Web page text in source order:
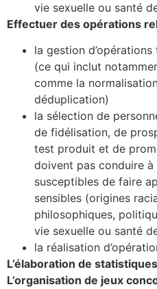
vie sexuelle ou santé
Effectuer des opérations
la gestion
(ce qui inclut
comme la
déduplication)
la sélection de
de fidélisation, de
test produit et de
doivent pas conduire à
susceptibles de faire
sensibles (origines
philosophiques,
vie sexuelle ou santé
la réalisation
L’élaboration de
L’organisation de jeux